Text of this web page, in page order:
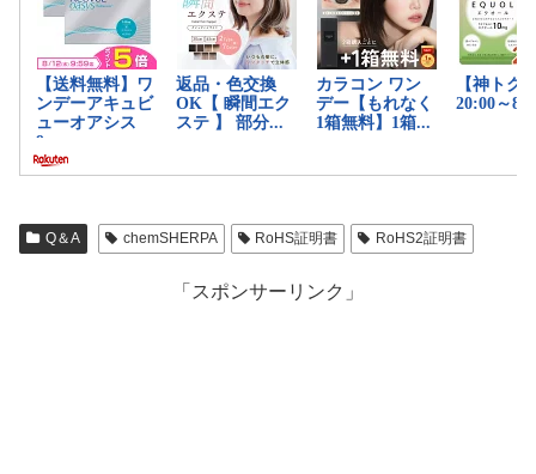
Q＆A chemSHERPA RoHS証明書 RoHS2証明書
「スポンサーリンク」